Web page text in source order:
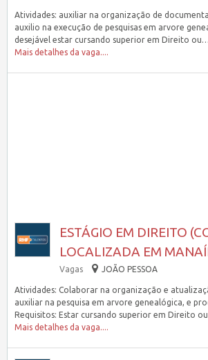
Atividades: auxiliar na organização de
auxilio na execução de pesquisas em arvore
desejável estar cursando superior em Direito ou…
Mais detalhes da vaga....
ESTÁGIO EM DIREITO
LOCALIZADA EM
Vagas JOÃO PESSOA
Atividades: Colaborar na organização e
auxiliar na pesquisa em arvore genealógica, e
Requisitos: Estar cursando superior em Direito
Mais detalhes da vaga....